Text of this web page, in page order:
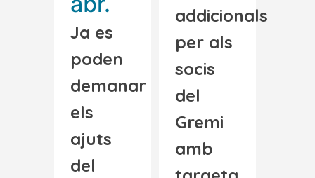
Ja es
poden
demanar
els
ajuts
del
addicionals
per als
socis
del
Gremi
amb